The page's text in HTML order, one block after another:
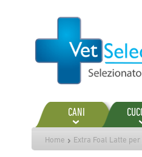
contenuto
CANI
Home Extra Foal Latte